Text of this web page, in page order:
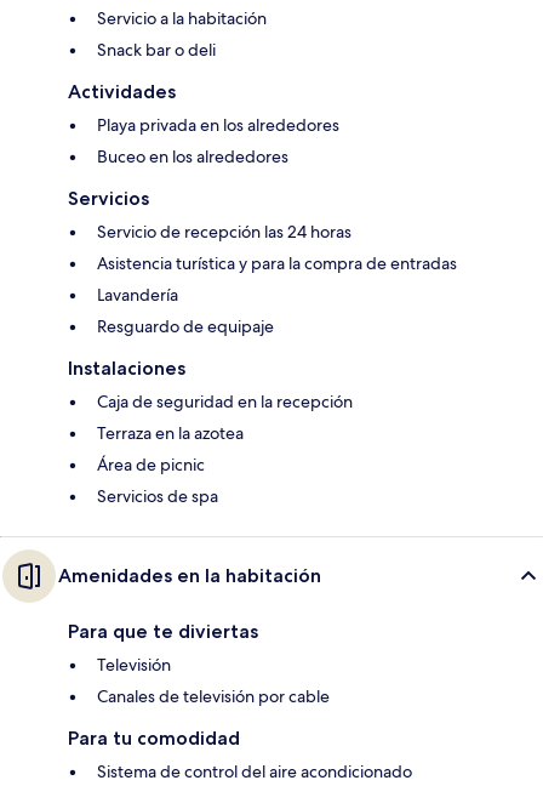
Servicio a la habitación
Snack bar o deli
Actividades
Playa privada en los alrededores
Buceo en los alrededores
Servicios
Servicio de recepción las 24 horas
Asistencia turística y para la compra de entradas
Lavandería
Resguardo de equipaje
Instalaciones
Caja de seguridad en la recepción
Terraza en la azotea
Área de picnic
Servicios de spa
Amenidades en la habitación
Para que te diviertas
Televisión
Canales de televisión por cable
Para tu comodidad
Sistema de control del aire acondicionado